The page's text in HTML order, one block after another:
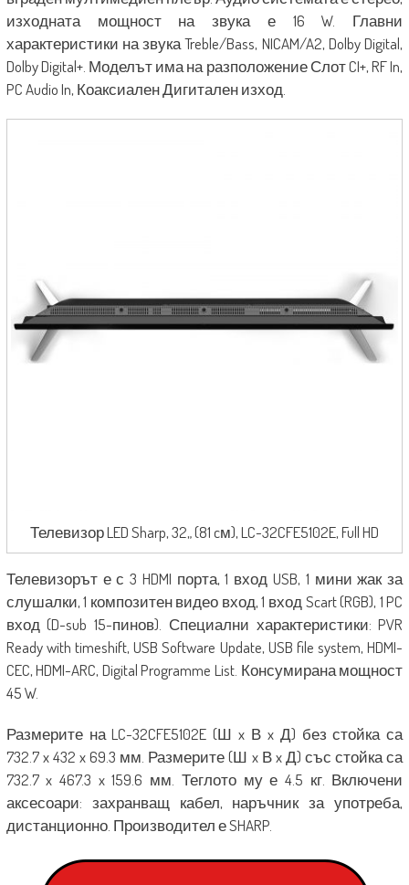
изходната мощност на звука е 16 W. Главни
характеристики на звука Treble/Bass, NICAM/A2, Dolby Digital,
Dolby Digital+. Моделът има на разположение Слот CI+, RF In,
PC Audio In, Коаксиален Дигитален изход.
Телевизор LED Sharp, 32„ (81 cм), LC-32CFE5102E, Full HD
Телевизорът е с 3 HDMI порта, 1 вход USB, 1 мини жак за
слушалки, 1 композитен видео вход, 1 вход Scart (RGB), 1 PC
вход (D-sub 15-пинов). Специални характеристики: PVR
Ready with timeshift, USB Software Update, USB file system, HDMI-
CEC, HDMI-ARC, Digital Programme List. Консумирана мощност
45 W.
Размерите на LC-32CFE5102E (Ш x В x Д) без стойка са
732.7 x 432 x 69.3 мм. Размерите (Ш x В x Д) със стойка са
732.7 x 467.3 x 159.6 мм. Теглото му е 4.5 кг. Включени
аксесоари: захранващ кабел, наръчник за употреба,
дистанционно. Производител е SHARP.